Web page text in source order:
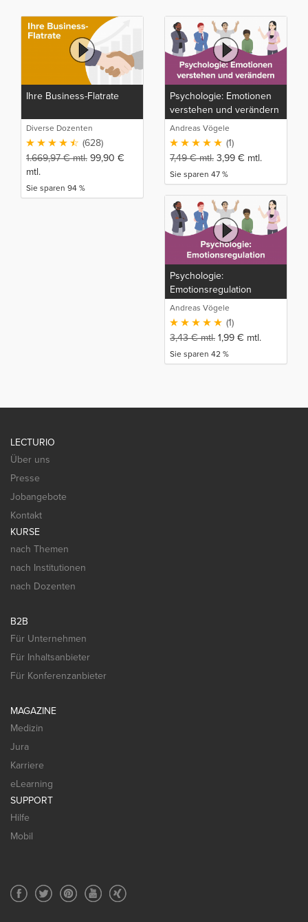
Ihre Business-Flatrate
Diverse Dozenten
(628)
1.669,97€mtl. 99,90 €
mtl.
Sie sparen 94 %
Psychologie: Emotionen
verstehen und verändern
Andreas Vögele
(1)
7,49€mtl. 3,99 € mtl.
Sie sparen 47 %
Psychologie:
Emotionsregulation
Andreas Vögele
(1)
3,43€mtl. 1,99 € mtl.
Sie sparen 42 %
LECTURIO
Über uns
Presse
Jobangebote
Kontakt
KURSE
nach Themen
nach Institutionen
nach Dozenten
B2B
Für Unternehmen
Für Inhaltsanbieter
Für Konferenzanbieter
MAGAZINE
Medizin
Jura
Karriere
eLearning
SUPPORT
Hilfe
Mobil